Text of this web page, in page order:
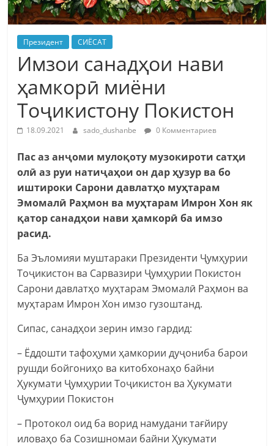
Президент СИЁСАТ
Имзои санадҳои нави
ҳамкорӣ миёни
Тоҷикистону Покистон
18.09.2021 sado_dushanbe 0 Комментариев
Пас аз анҷоми мулоқоту музокироти сатҳи
олӣ аз руи натиҷаҳои он дар ҳузур ва бо
иштироки Сарони давлатҳо муҳтарам
Эмомалӣ Раҳмон ва муҳтарам Имрон Хон як
қатор санадҳои нави ҳамкорӣ ба имзо
расид.
Ба Эъломияи муштараки Президенти Ҷумҳурии
Тоҷикистон ва Сарвазири Ҷумҳурии Покистон
Сарони давлатҳо муҳтарам Эмомалӣ Раҳмон ва
муҳтарам Имрон Хон имзо гузоштанд.
Сипас, санадҳои зерин имзо гардид:
– Ёддошти тафоҳуми ҳамкории дуҷониба барои
рушди бойгониҳо ва китобхонаҳо байни
Ҳукумати Ҷумҳурии Тоҷикистон ва Ҳукумати
Ҷумҳурии Покистон
– Протокол оид ба ворид намудани тағйиру
иловаҳо ба Созишномаи байни Ҳукумати